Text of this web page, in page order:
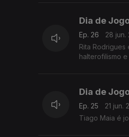
Dia de
Ep. 26
28 jun.
Rita
halterofilismo
Dia de
Ep. 25
21 jun.
Tiago Maia é